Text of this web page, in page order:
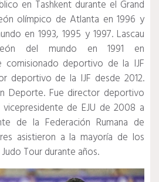
en Tashkent durante el Grand
olímpico de Atlanta en 1996 y
en 1993, 1995 y 1997. Lascau
del mundo en 1991 en
comisionado deportivo de la IJF
deportivo de la IJF desde 2012.
Deporte. Fue director deportivo
de EJU de 2008 a
de la Federación Rumana de
asistieron a la mayoría de los
Tour durante años.